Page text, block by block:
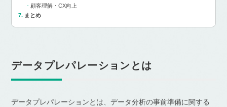
顧客理解・CX向上
まとめ
データプレパレーションとは
データプレパレーションとは、データ分析の事前準備に関する